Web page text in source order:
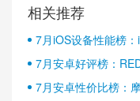
相关推荐
7月iOS设备性能榜
7月安卓好评榜：
半壁江山
7月安卓性价比榜：